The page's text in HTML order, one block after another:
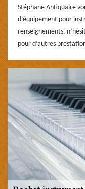
Stéphane Antiquaire
d’équipement pour
renseignements,
pour d’autres